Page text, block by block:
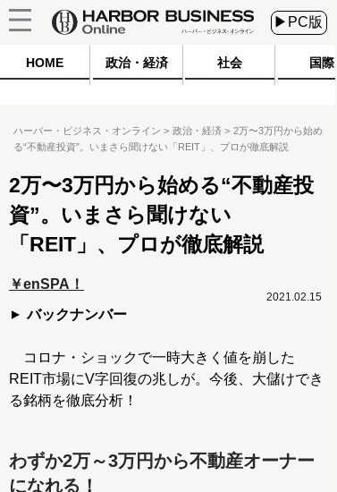
▶PC版
HOME 政治・経済 社会 国際
ハーバー・ビジネス・オンライン 政治・経済
2万〜3万円から始め
る“不動産投資”。いまさら聞けない「REIT」、プロが徹底解説
2万〜3万円から始める“不動産投
資”。いまさら聞けない
「REIT」、プロが徹底解説
￥enSPA！
バックナンバー
2021.02.15
コロナ・ショックで一時大きく値を崩した
REIT市場にV字回復の兆しが。今後、大儲けでき
る銘柄を徹底分析！
わずか2万～3万円から不動産オーナー
になれる！